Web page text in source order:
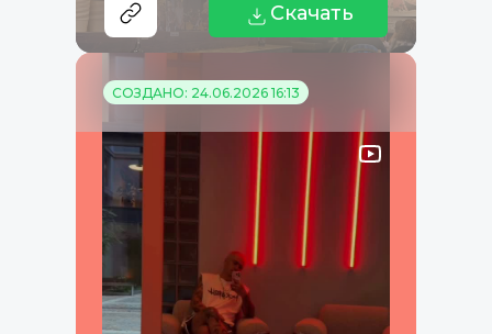
Скачать
СОЗДАНО: 24.06.2026 16:13